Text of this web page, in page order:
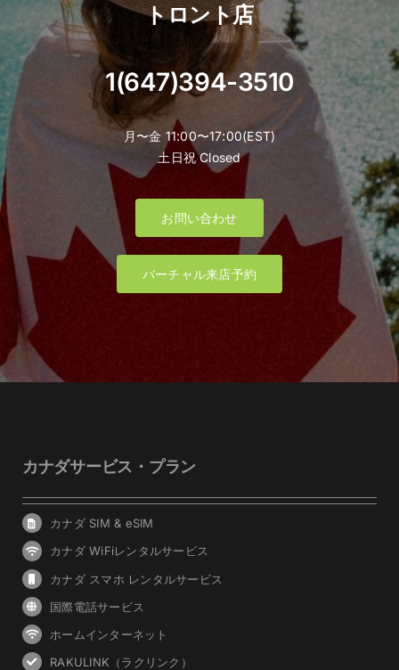
トロント店
1(647)394-3510
月〜金 11:00〜17:00(EST)
土日祝 Closed
お問い合わせ
バーチャル来店予約
カナダサービス・プラン
カナダ SIM & eSIM
カナダ WiFiレンタルサービス
カナダ スマホ レンタルサービス
国際電話サービス
ホームインターネット
RAKULINK（ラクリンク）